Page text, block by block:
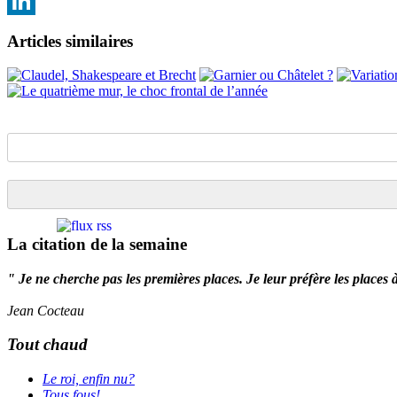
Articles similaires
La citation de la semaine
" Je ne cherche pas les premières places. Je leur préfère les places
Jean Cocteau
Tout chaud
Le roi, enfin nu?